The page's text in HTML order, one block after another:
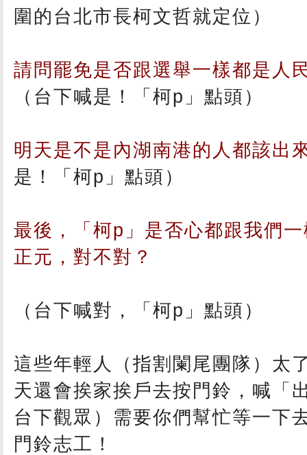
圍的台北市長柯文哲就定位）
請問罷免是否跟選舉一樣都是人
（台下喊是！「柯p」點頭）
明天是不是內湖南港的人都該出
是！「柯p」點頭）
最後，「柯p」是否心都跟我們
正元，對不對？
（台下喊對，「柯p」點頭）
這些年輕人（指割闌尾團隊）太
天還會挨家挨戶去按門鈴，喊「
台下觀眾）需要你們幫忙等一下
門鈴志工！